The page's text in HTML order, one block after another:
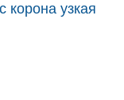
узкая